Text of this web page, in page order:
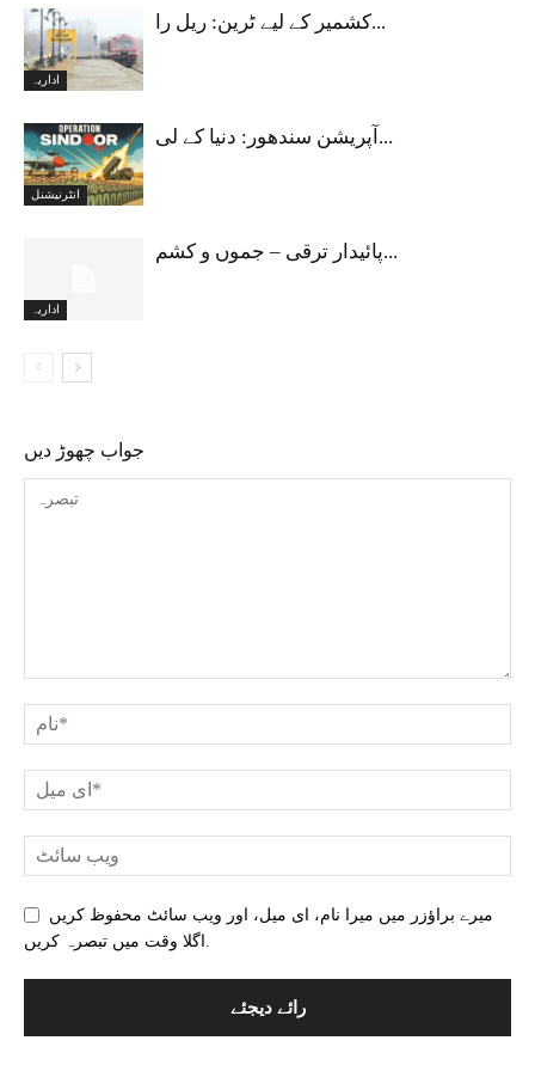
اداریہ
کشمیر کے لیے ٹرین: ریل را...
انٹرنیشنل
آپریشن سندھور: دنیا کے لی...
اداریہ
پائیدار ترقی – جموں و کشم...
جواب چھوڑ دیں
میرے براؤزر میں میرا نام، ای میل، اور ویب سائٹ محفوظ کریں
اگلا وقت میں تبصرہ کریں.